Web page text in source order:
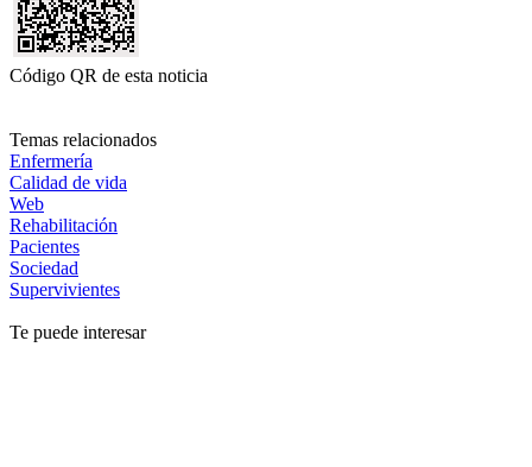
Código QR de esta noticia
Temas relacionados
Enfermería
Calidad de vida
Web
Rehabilitación
Pacientes
Sociedad
Supervivientes
Te puede interesar